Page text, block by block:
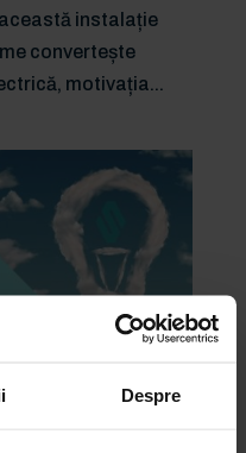
Despre
instalație
convertește
motivația...
să îmi instalez?